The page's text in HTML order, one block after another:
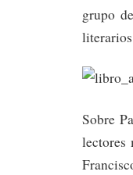
grupo
Sobre
lectores